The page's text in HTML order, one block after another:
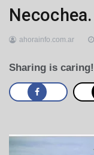
Necochea.
ahorainfo.com.ar
Sharing is caring!